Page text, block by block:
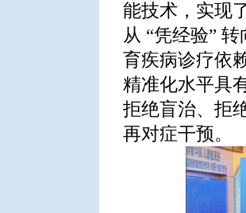
能技术，实现
从 “凭经验”
育疾病诊疗依
精准化水平具
拒绝盲治、拒
再对症干预。